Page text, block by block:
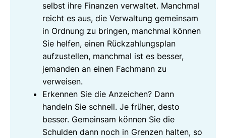
selbst ihre Finanzen verwaltet. Manchmal
reicht es aus, die Verwaltung gemeinsam
in Ordnung zu bringen, manchmal können
Sie helfen, einen Rückzahlungsplan
aufzustellen, manchmal ist es besser,
jemanden an einen Fachmann zu
verweisen.
Erkennen Sie die Anzeichen? Dann
handeln Sie schnell. Je früher, desto
besser. Gemeinsam können Sie die
Schulden dann noch in Grenzen halten, so